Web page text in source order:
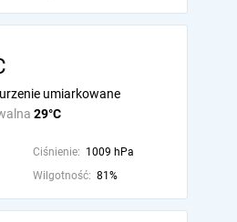
29°C
umiarkowane
Ciśnienie: 1009 hPa
Wilgotność: 81%